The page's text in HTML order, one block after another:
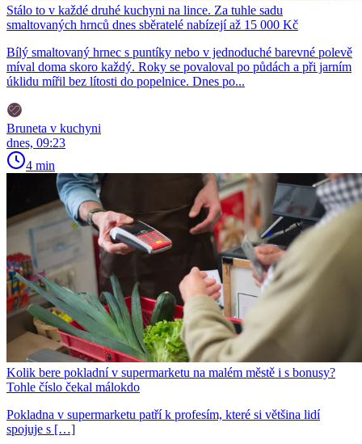
Stálo to v každé druhé kuchyni na lince. Za tuhle sadu
smaltovaných hrnců dnes sběratelé nabízejí až 15 000 Kč
Bílý smaltovaný hrnec s puntíky nebo v jednoduché barevné polevě
míval doma skoro každý. Roky se povaloval po půdách a při jarním
úklidu mířil bez lítosti do popelnice. Dnes po...
Bruneta v kuchyni
dnes, 09:23
4 min
Kolik bere pokladní v supermarketu na malém městě i s bonusy?
Tohle číslo čekal málokdo
Pokladna v supermarketu patří k profesím, které si většina lidí
spojuje s […]